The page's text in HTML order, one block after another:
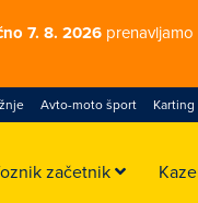
7. 8. 2026
Avto-moto šport
začetnik